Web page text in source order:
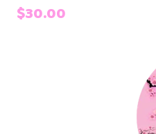
$30.00